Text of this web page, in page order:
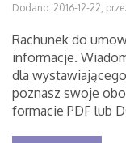
Dodano: 2016-12-22,
Rachunek do
informacje.
dla
poznasz swoje
formacie PDF lub